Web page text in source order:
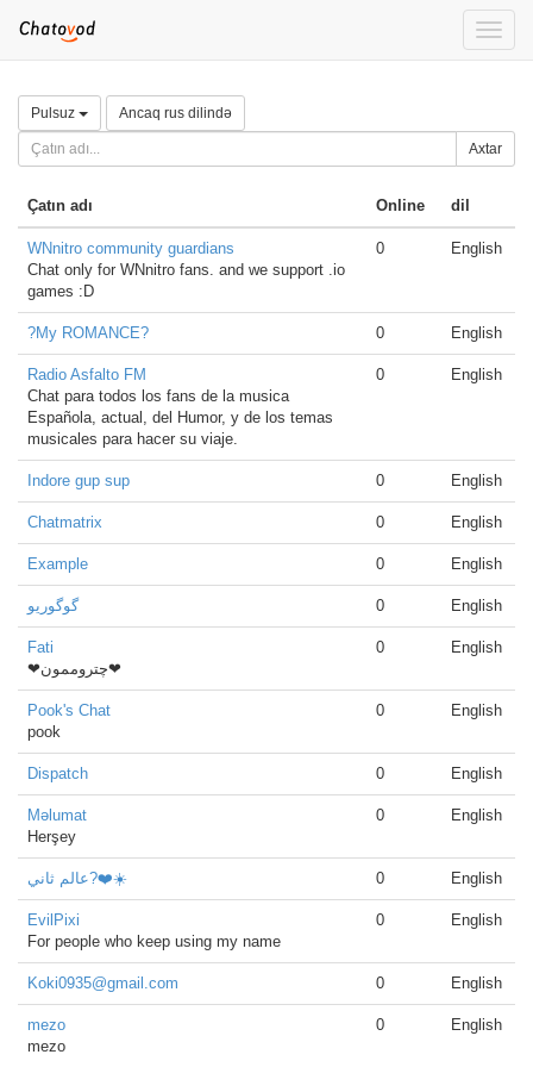
Toggle
Pulsuz Ancaq rus dilində
Axtar
Çatın adı Online dil
WNnitro community guardians
Chat only for WNnitro fans. and we support .io
games :D
0 English
?My ROMANCE? 0 English
Radio Asfalto FM
Chat para todos los fans de la musica
Española, actual, del Humor, y de los temas
musicales para hacer su viaje.
0 English
Indore gup sup 0 English
Chatmatrix 0 English
Example 0 English
گوگوریو 0 English
Fati
❤چتروممون❤
0 English
Pook's Chat
pook
0 English
Dispatch 0 English
Məlumat
Herşey
0 English
عالم ثاني?❤️☀️ 0 English
EvilPixi
For people who keep using my name
0 English
Koki0935@gmail.com 0 English
mezo
mezo
0 English